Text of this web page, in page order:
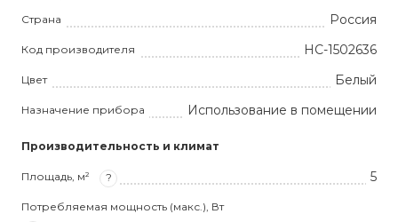
Страна Россия
Код производителя НС-1502636
Цвет Белый
Назначение прибора Использование в помещении
Производительность и климат
Площадь, м² ? 5
Потребляемая мощность (макс.), Вт